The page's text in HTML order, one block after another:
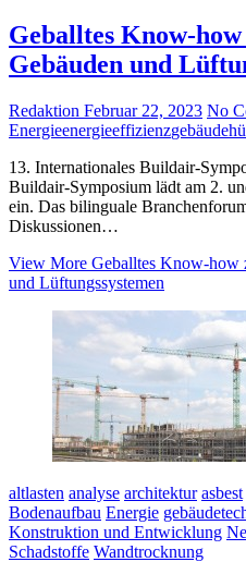
Geballtes Know-
Gebäuden und
Redaktion Februar 22, 2023 No
Energieenergieeffizienz
13. Internationales Buildair-
Buildair-Symposium lädt am 2.
ein. Das bilinguale
Diskussionen…
View More Geballtes Know-how
und Lüftungssystemen
altlasten analyse architektur asbest
Bodenaufbau Energie
Konstruktion und Entwicklung
Schadstoffe Wandtrocknung